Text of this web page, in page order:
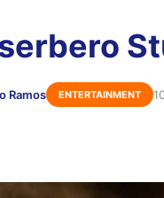
Ramos ENTERTAINMENT